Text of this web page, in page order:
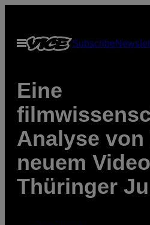
content
Open
Menu
Subscribe
Eine
Analyse von
neuem
Thüringer